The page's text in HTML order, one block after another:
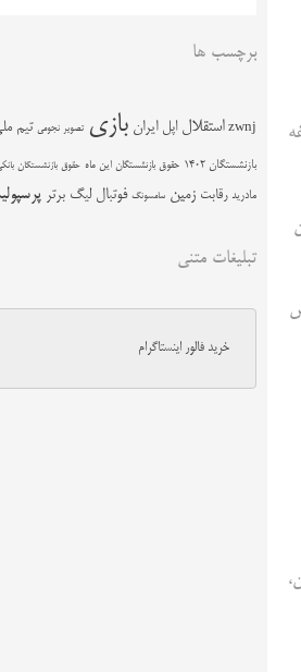
این
برچسب ها
zwnj استقلال اپل ایران بازی تصویر نجومی تیم
بازنشستگان 1402 حقوق بازنشستگان این ماه حقوق بازنشستگان
مادرید رقابت زمین سامسونگ فوتبال لیگ برتر
تبلیغات متنی
خرید فالور اینستاگرام